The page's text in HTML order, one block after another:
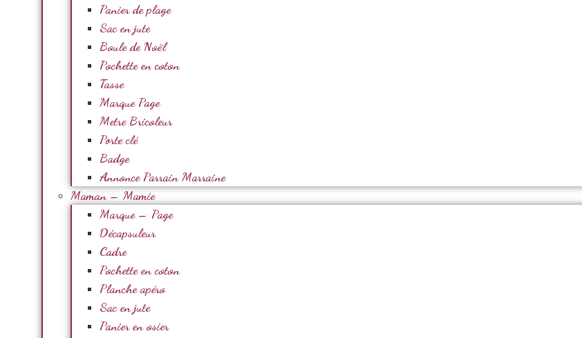
Panier de plage
Sac en jute
Boule de Noël
Pochette en coton
Tasse
Marque Page
Metre Bricoleur
Porte clé
Badge
Annonce Parrain Marraine
Maman – Mamie
Marque – Page
Décapsuleur
Cadre
Pochette en coton
Planche apéro
Sac en jute
Panier en osier